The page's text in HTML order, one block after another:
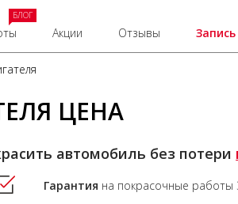
БЛОГ
Акции Отзывы
ЦЕНА
автомобиль без потери
Гарантия на покрасочные работы